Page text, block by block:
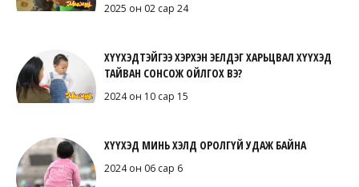
2025 он 02 сар 24
ХҮҮХЭДТЭЙГЭЭ ХЭРХЭН ЭЕЛДЭГ ХАРЬЦВАЛ ХҮҮХЭД
ТАЙВАН СОНСОЖ ОЙЛГОХ ВЭ?
2024 он 10 сар 15
ХҮҮХЭД МИНЬ ХЭЛД ОРОЛГҮЙ УДАЖ БАЙНА
2024 он 06 сар 6